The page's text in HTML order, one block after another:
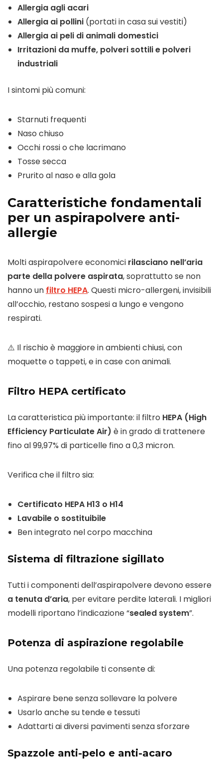
Allergia agli acari
Allergia ai pollini (portati in casa sui vestiti)
Allergia ai peli di animali domestici
Irritazioni da muffe, polveri sottili e polveri
industriali
I sintomi più comuni:
Starnuti frequenti
Naso chiuso
Occhi rossi o che lacrimano
Tosse secca
Prurito al naso e alla gola
Caratteristiche fondamentali
per un aspirapolvere anti-
allergie
Molti aspirapolvere economici rilasciano nell’aria
parte della polvere aspirata, soprattutto se non
hanno un filtro HEPA. Questi micro-allergeni, invisibili
all’occhio, restano sospesi a lungo e vengono
respirati.
⚠️ Il rischio è maggiore in ambienti chiusi, con
moquette o tappeti, e in case con animali.
Filtro HEPA certificato
La caratteristica più importante: il filtro HEPA (High
Efficiency Particulate Air) è in grado di trattenere
fino al 99,97% di particelle fino a 0,3 micron.
Verifica che il filtro sia:
Certificato HEPA H13 o H14
Lavabile o sostituibile
Ben integrato nel corpo macchina
Sistema di filtrazione sigillato
Tutti i componenti dell’aspirapolvere devono essere
a tenuta d’aria, per evitare perdite laterali. I migliori
modelli riportano l’indicazione “sealed system”.
Potenza di aspirazione regolabile
Una potenza regolabile ti consente di:
Aspirare bene senza sollevare la polvere
Usarlo anche su tende e tessuti
Adattarti ai diversi pavimenti senza sforzare
Spazzole anti-pelo e anti-acaro